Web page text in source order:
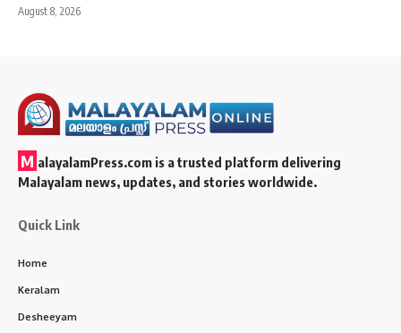
August 8, 2026
M alayalamPress.com is a trusted platform delivering
Malayalam news, updates, and stories worldwide.
Quick Link
Home
Keralam
Desheeyam